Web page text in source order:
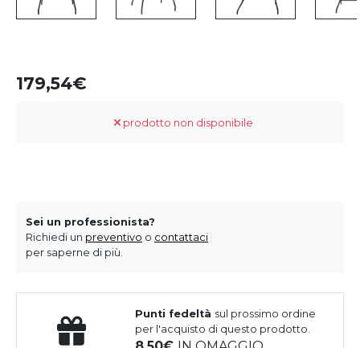
179,54
prodotto non disponibile
Sei un professionista?
Richiedi un preventivo o contattaci
per saperne di più.
Punti fedeltà sul prossimo ordine
per l'acquisto di questo prodotto.